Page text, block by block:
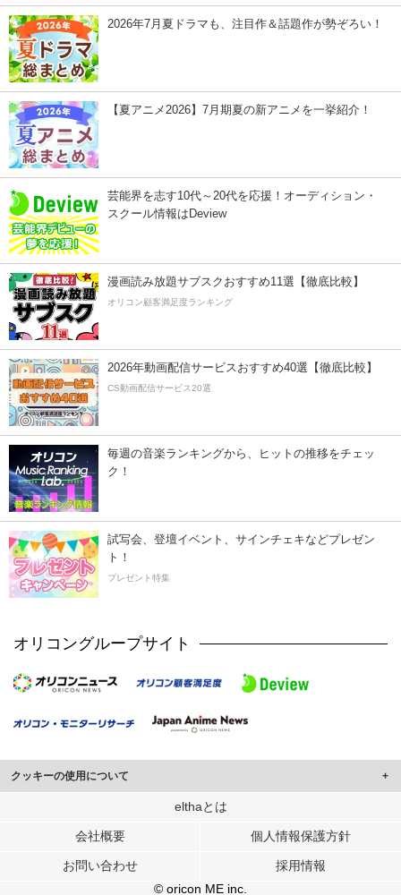
2026年7月夏ドラマも、注目作＆話題作が勢ぞろい！
【夏アニメ2026】7月期夏の新アニメを一挙紹介！
芸能界を志す10代～20代を応援！オーディション・
スクール情報はDeview
漫画読み放題サブスクおすすめ11選【徹底比較】
オリコン顧客満足度ランキング
2026年動画配信サービスおすすめ40選【徹底比較】
CS動画配信サービス20選
毎週の音楽ランキングから、ヒットの推移をチェッ
ク！
試写会、登壇イベント、サインチェキなどプレゼン
ト！
プレゼント特集
オリコングループサイト
クッキーの使用について
このサイトでは Cookie を使用して、ユーザーに合わせたコンテンツや広告の
行っています。
メディアや広告配信、データ解析の各パートナーに提供しています。
各パートナーは、この情報とユーザーが各パートナーに提供した他の情報や、
elthaとは
会社概要 個人情報保護方針
お問い合わせ
採用情報
© oricon ME inc.